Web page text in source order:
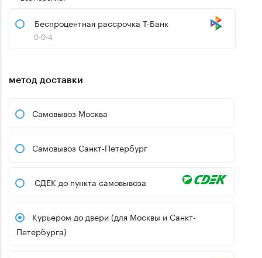
Беспроцентная рассрочка Т-Банк
0-0-4
метод доставки
Самовывоз Москва
Самовывоз Санкт-Петербург
СДЕК до пункта самовывоза
Курьером до двери (для Москвы и Санкт-
Петербурга)